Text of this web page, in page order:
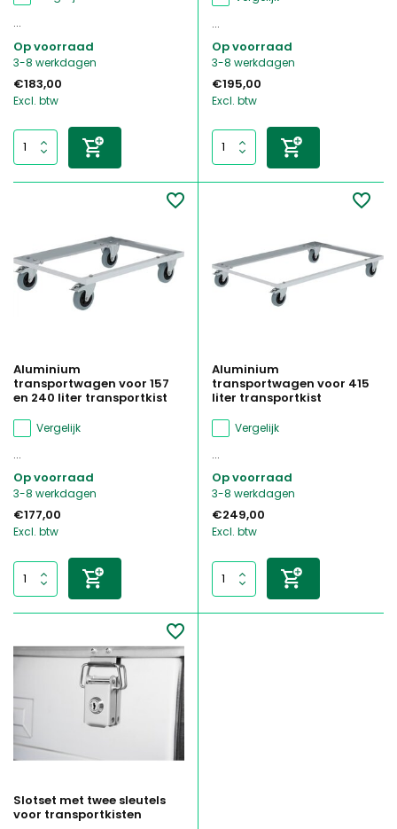
...
Op voorraad
3-8 werkdagen
€183,00
Excl. btw
...
Op voorraad
3-8 werkdagen
€195,00
Excl. btw
Aluminium
transportwagen voor 157
en 240 liter transportkist
Vergelijk
...
Op voorraad
3-8 werkdagen
€177,00
Excl. btw
Aluminium
transportwagen voor 415
liter transportkist
Vergelijk
...
Op voorraad
3-8 werkdagen
€249,00
Excl. btw
Slotset met twee sleutels
voor transportkisten